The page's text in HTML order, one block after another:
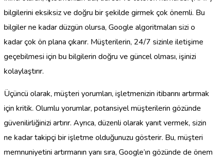
bilgilerini eksiksiz ve doğru bir şekilde girmek çok önemli. Bu
bilgiler ne kadar düzgün olursa, Google algoritmaları sizi o
kadar çok ön plana çıkarır. Müşterilerin, 24/7 sizinle iletişime
geçebilmesi için bu bilgilerin doğru ve güncel olması, işinizi
kolaylaştırır.
Üçüncü olarak, müşteri yorumları, işletmenizin itibarını artırmak
için kritik. Olumlu yorumlar, potansiyel müşterilerin gözünde
güvenilirliğinizi artırır. Ayrıca, düzenli olarak yanıt vermek, sizin
ne kadar takipçi bir işletme olduğunuzu gösterir. Bu, müşteri
memnuniyetini artırmanın yanı sıra, Google’ın gözünde de önem